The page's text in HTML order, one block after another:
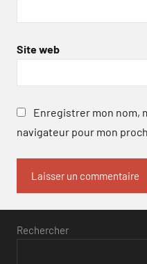
Site web
Enregistrer mon nom,
navigateur pour mon
Rechercher